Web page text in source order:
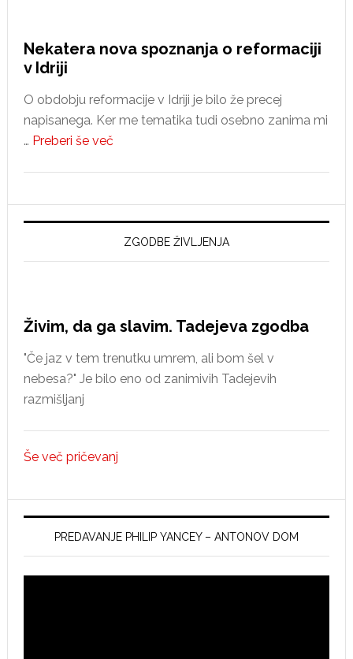
Nekatera nova spoznanja o reformaciji
v Idriji
O obdobju reformacije v Idriji je bilo že precej
napisanega. Ker me tematika tudi osebno zanima mi
… Preberi še večabout
spoznanja
o
reformaciji
v
ZGODBE ŽIVLJENJA
Živim, da ga slavim. Tadejeva zgodba
"Če jaz v tem trenutku umrem, ali bom šel v
nebesa?" Je bilo eno od zanimivih Tadejevih
razmišljanj
Še več pričevanj
PREDAVANJE PHILIP YANCEY – ANTONOV DOM